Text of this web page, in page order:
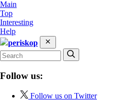
Main
Top
Interesting
Help
periskop
Follow us:
Follow us on Twitter